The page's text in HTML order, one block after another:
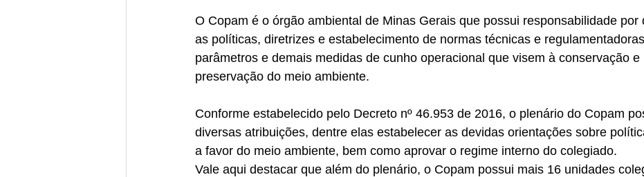
O Copam é o órgão ambiental de Minas Gerais que possui responsabilidade por
as políticas, diretrizes e estabelecimento de normas técnicas e
parâmetros e demais medidas de cunho operacional que visem à conservação e
preservação do meio ambiente.
Conforme estabelecido pelo Decreto nº 46.953 de 2016, o plenário do Copam
diversas atribuições, dentre elas estabelecer as devidas orientações sobre
a favor do meio ambiente, bem como aprovar o regime interno do colegiado.
Vale aqui destacar que além do plenário, o Copam possui mais 16 unidades